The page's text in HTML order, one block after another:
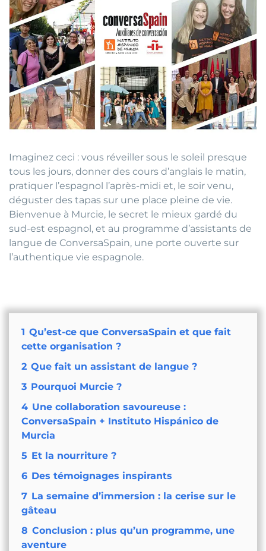
Imaginez ceci : vous réveiller sous le soleil presque
tous les jours, donner des cours d’anglais le matin,
pratiquer l’espagnol l’après-midi et, le soir venu,
déguster des tapas sur une place pleine de vie.
Bienvenue à Murcie, le secret le mieux gardé du
sud-est espagnol, et au programme d’assistants de
langue de ConversaSpain, une porte ouverte sur
l’authentique vie espagnole.
1 Qu’est-ce que ConversaSpain et que fait
cette organisation ?
2 Que fait un assistant de langue ?
3 Pourquoi Murcie ?
4 Une collaboration savoureuse :
ConversaSpain + Instituto Hispánico de
Murcia
5 Et la nourriture ?
6 Des témoignages inspirants
7 La semaine d’immersion : la cerise sur le
gâteau
8 Conclusion : plus qu’un programme, une
aventure